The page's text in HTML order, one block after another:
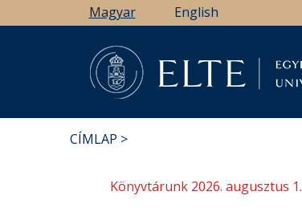
a
Magyar English
CÍMLAP
Könyvtárunk 2026. augusztus